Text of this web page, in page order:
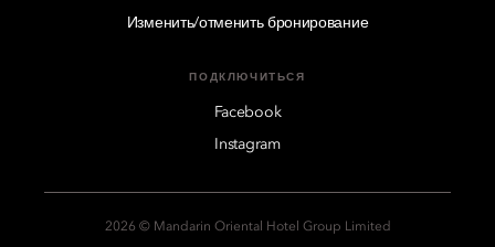
Изменить/отменить бронирование
ПОДКЛЮЧИТЬСЯ
Facebook
Instagram
2026 © Mandarin Oriental Hotel Group Limited